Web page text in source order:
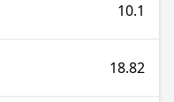
10.1
18.82